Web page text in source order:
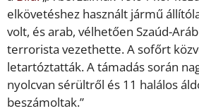
elkövetéshez használt jármű
volt, és arab, vélhetően Szaúd-
terrorista vezethette. A sofőrt
letartóztatták. A támadás során
nyolcvan sérültről és 11 halálos
beszámoltak.”